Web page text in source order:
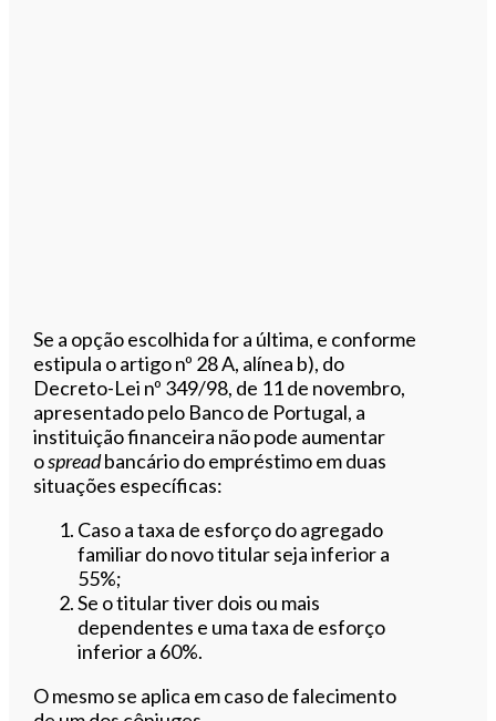
Se a opção escolhida for a última, e conforme
estipula o artigo nº 28 A, alínea b), do
Decreto-Lei nº 349/98, de 11 de novembro,
apresentado pelo Banco de Portugal, a
instituição financeira não pode aumentar
ospreadbancário do empréstimo em duas
situações específicas:
Caso a taxa de esforço do agregado
familiar do novo titular seja inferior a
55%;
Se o titular tiver dois ou mais
dependentes e uma taxa de esforço
inferior a 60%.
O mesmo se aplica em caso de falecimento